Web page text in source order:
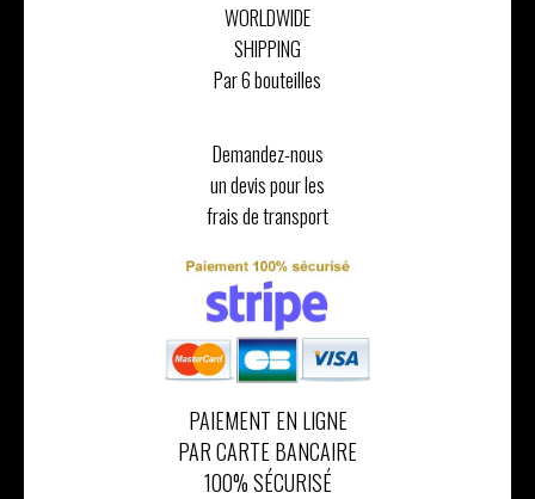
WORLDWIDE
SHIPPING
Par 6 bouteilles
Demandez-nous
un devis pour les
frais de transport
PAIEMENT EN LIGNE
PAR CARTE BANCAIRE
100% SÉCURISÉ